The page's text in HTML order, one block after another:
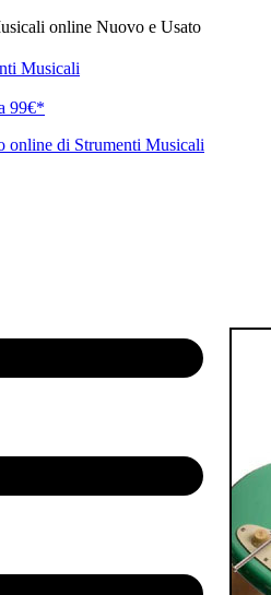
online Nuovo e Usato
Musicali
99€*